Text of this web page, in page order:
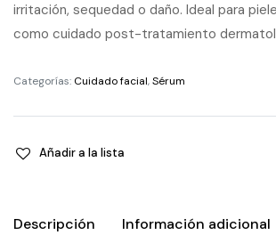
irritación, sequedad o daño. Ideal para
como cuidado post-tratamiento
Categorías: Cuidado facial,Sérum
Añadir a la lista
Descripción
Información adicional